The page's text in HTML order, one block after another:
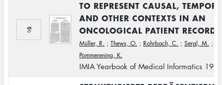
TO REPRESENT CAUSAL,
AND OTHER CONTEXTS IN AN
ONCOLOGICAL PATIENT RECORD.
Müller, R. ; Thews, O. ; Rohrbach, C. ; Sergl, M. ;
Pommerening, K.
IMIA Yearbook of Medical Informatics 1997